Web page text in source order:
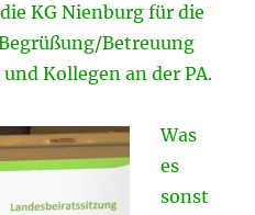
KG Nienburg für die
Betreuung
Kollegen an der PA.
Was
es
sonst